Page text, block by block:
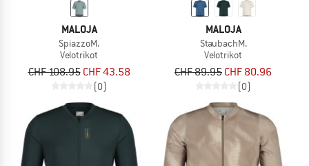
MALOJA
SpiazzoM.
Velotrikot
CHF 108.95 CHF 43.58
(0)
MALOJA
StaubachM.
Velotrikot
CHF 89.95 CHF 80.96
(0)